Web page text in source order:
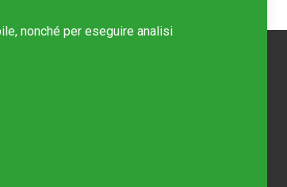
nonché per eseguire analisi